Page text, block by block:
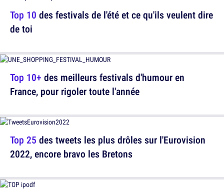
Top 10+ des meilleurs festivals d'humour en
France, pour rigoler toute l'année
Top 10 des festivals de l'été et ce qu'ils veulent dire
de toi
Top 25 des tweets les plus drôles sur l'Eurovision
2022, encore bravo les Bretons